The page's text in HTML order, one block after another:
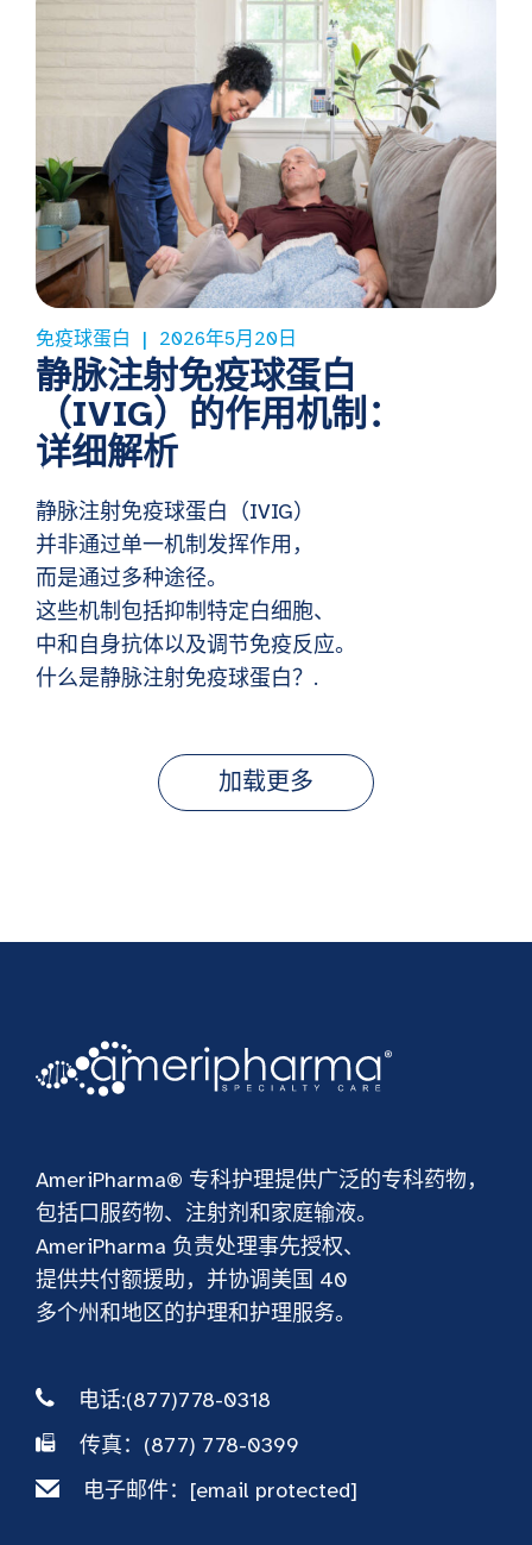
免疫球蛋白 2026年5月20日
静脉注射免疫球蛋白
（IVIG）的作用机制：
详细解析
静脉注射免疫球蛋白（IVIG）
并非通过单一机制发挥作用，
而是通过多种途径。
这些机制包括抑制特定白细胞、
中和自身抗体以及调节免疫反应。
什么是静脉注射免疫球蛋白？.
加载更多
AmeriPharma® 专科护理提供广泛的专科药物，
包括口服药物、注射剂和家庭输液。
AmeriPharma 负责处理事先授权、
提供共付额援助，并协调美国 40
多个州和地区的护理和护理服务。
电话:(877)778-0318
传真：(877) 778-0399
电子邮件： [email protected]